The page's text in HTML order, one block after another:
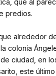
que al
predios.
alrededor
colonia
ciudad, en
este